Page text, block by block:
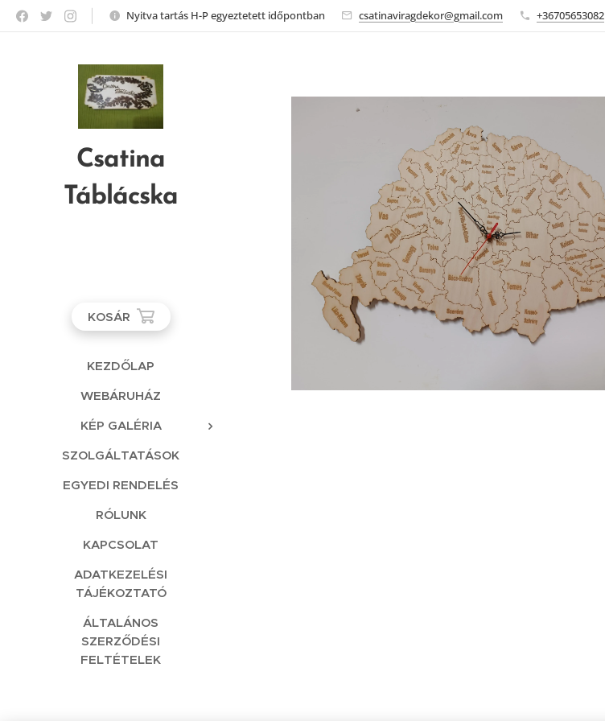
Nyitva tartás H-P egyeztetett időpontban csatinaviragdekor@gmail.com +36705653082
Csatina
Táblácska
KOSÁR
KEZDŐLAP
WEBÁRUHÁZ
KÉP GALÉRIA
SZOLGÁLTATÁSOK
EGYEDI RENDELÉS
RÓLUNK
KAPCSOLAT
ADATKEZELÉSI
TÁJÉKOZTATÓ
ÁLTALÁNOS
SZERZŐDÉSI
FELTÉTELEK